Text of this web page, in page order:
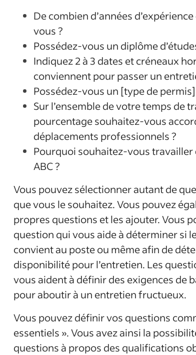
De combien d’années
vous ?
Possédez-vous un diplôme
Indiquez 2 à 3 dates et créneaux
conviennent pour passer un
Possédez-vous un [type de
Sur l’ensemble de votre temps de
pourcentage souhaitez-vous
déplacements professionnels ?
Pourquoi souhaitez-vous travailler
ABC ?
Vous pouvez sélectionner autant de
que vous le souhaitez. Vous pouvez
propres questions et les ajouter. Vous
question qui vous aide à déterminer si
convient au poste ou même afin de
disponibilité pour l’entretien. Les
vous aident à définir des exigences de
pour aboutir à un entretien fructueux.
Vous pouvez définir vos questions
essentiels ». Vous avez ainsi la
questions à propos des qualifications